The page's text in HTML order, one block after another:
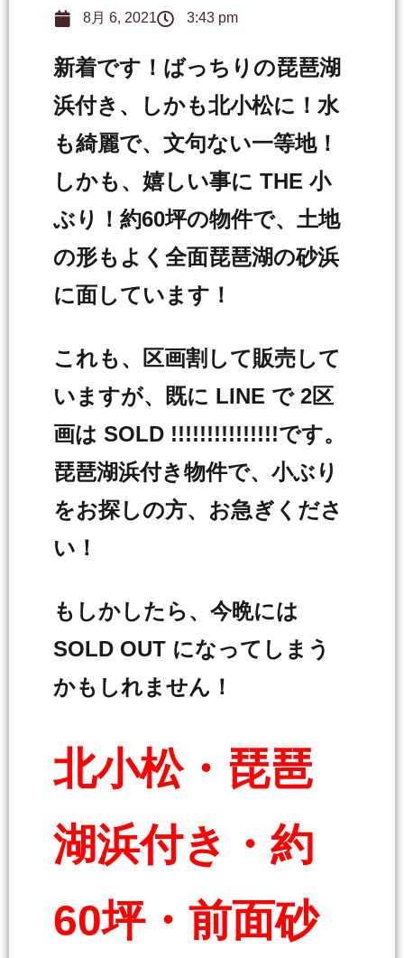
8月 6, 2021 3:43 pm
新着です！ばっちりの琵琶湖
浜付き、しかも北小松に！水
も綺麗で、文句ない一等地！
しかも、嬉しい事に THE 小
ぶり！約60坪の物件で、土地
の形もよく全面琵琶湖の砂浜
に面しています！
これも、区画割して販売して
いますが、既に LINE で 2区
画は SOLD !!!!!!!!!!!!!!!です。
琵琶湖浜付き物件で、小ぶり
をお探しの方、お急ぎくださ
い！
もしかしたら、今晩には
SOLD OUT になってしまう
かもしれません！
北小松・琵琶
湖浜付き・約
60坪・前面砂